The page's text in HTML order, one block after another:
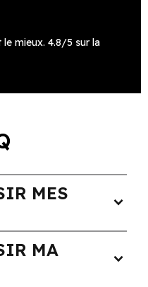
le mieux. 4.8/5 sur la
MES
expand_more
MA
expand_more